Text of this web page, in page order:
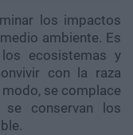
los impactos
ambiente. Es
ecosistemas y
con la raza
se complace
se conservan los